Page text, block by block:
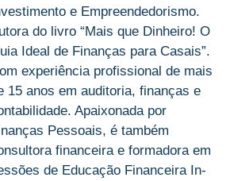
e Empreendedorismo.
do livro “Mais que Dinheiro! O
Ideal de Finanças para Casais”.
experiência profissional de mais
15 anos em auditoria, finanças e
Apaixonada por
Pessoais, é também
financeira e formadora em
de Educação Financeira In-